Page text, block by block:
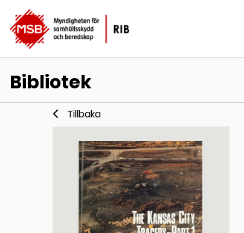
Bibliotek
Tillbaka